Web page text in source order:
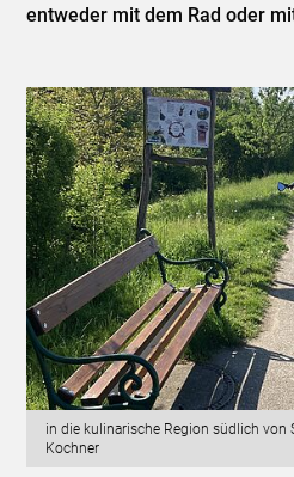
entweder mit dem Rad oder
in die kulinarische Region südlich
Kochner